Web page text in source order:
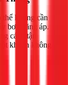
thể không cần
bơm tăng áp.
cách tận
khoản không